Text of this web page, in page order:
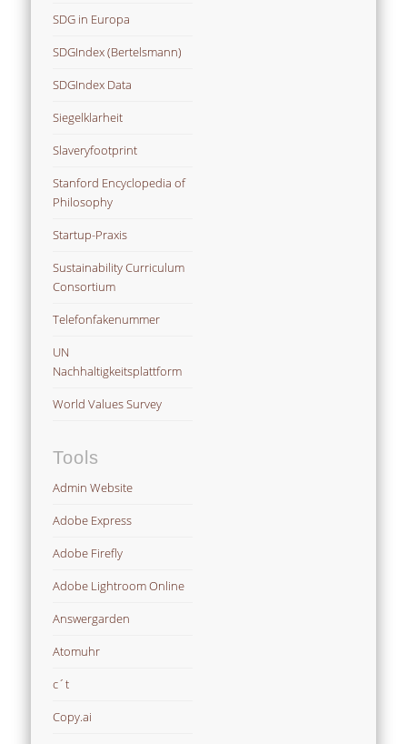
SDG in Europa
SDGIndex (Bertelsmann)
SDGIndex Data
Siegelklarheit
Slaveryfootprint
Stanford Encyclopedia of
Philosophy
Startup-Praxis
Sustainability Curriculum
Consortium
Telefonfakenummer
UN
Nachhaltigkeitsplattform
World Values Survey
Tools
Admin Website
Adobe Express
Adobe Firefly
Adobe Lightroom Online
Answergarden
Atomuhr
c´t
Copy.ai